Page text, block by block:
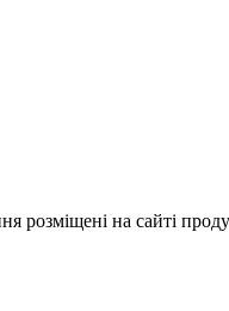
розміщені на сайті